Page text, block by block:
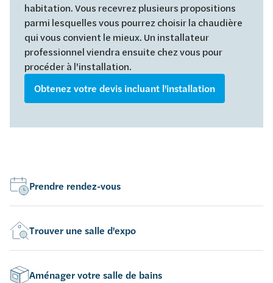
habitation. Vous recevrez plusieurs propositions
parmi lesquelles vous pourrez choisir la chaudière
qui vous convient le mieux. Un installateur
professionnel viendra ensuite chez vous pour
procéder à l'installation.
Obtenez votre devis incluant l'installation
Prendre rendez-vous
Trouver une salle d'expo
Aménager votre salle de bains